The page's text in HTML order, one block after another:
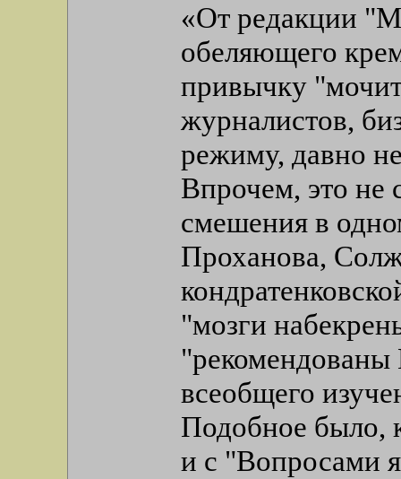
«От редакции
обеляющего
привычку
журналистов,
режиму, давно
Впрочем, это не
смешения в
Проханова,
"мозги
всеобщего
Подобное было,
и с "Вопросами